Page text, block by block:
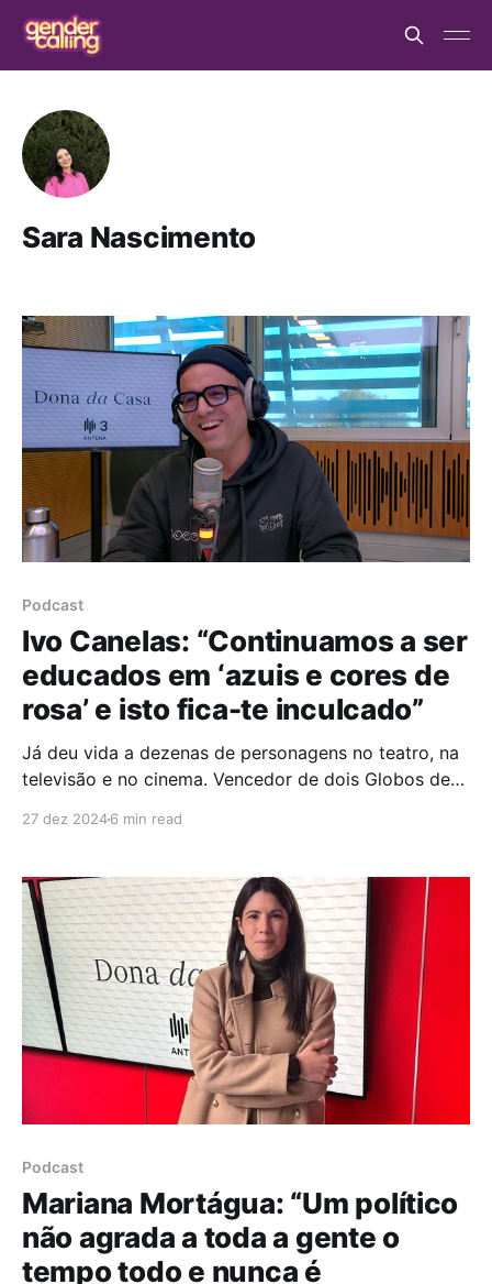
Sara Nascimento
Podcast
Ivo Canelas: “Continuamos a ser
educados em ‘azuis e cores de
rosa’ e isto fica-te inculcado”
Já deu vida a dezenas de personagens no teatro, na
televisão e no cinema. Vencedor de dois Globos de
Inteligência Emocional e a Depressão É no
27 dez 20246 min read
Podcast
Mariana Mortágua: “Um político
não agrada a toda a gente o
tempo todo e nunca é